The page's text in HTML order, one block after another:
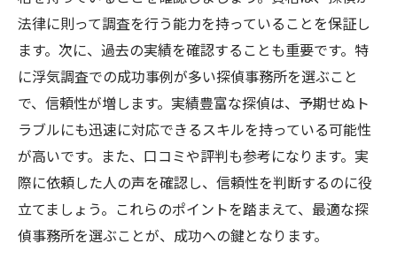
浮気調査を依頼する際の心構え
探偵事務所を利用するメリットとデメリッ
ト
東近江市での浮気調査における探偵の活用
事例
探偵事務所の選び方と依頼の流れ
浮気調査後の心のケアとフォローアップ
信頼できる探偵による浮気調査の安心感
浮気調査の成功事例から学ぶ東近江市での探偵
法律に則って調査を行う能力を持っていることを保証し
ます。次に、過去の実績を確認することも重要です。特
に浮気調査での成功事例が多い探偵事務所を選ぶこと
で、信頼性が増します。実績豊富な探偵は、予期せぬト
ラブルにも迅速に対応できるスキルを持っている可能性
が高いです。また、口コミや評判も参考になります。実
際に依頼した人の声を確認し、信頼性を判断するのに役
立てましょう。これらのポイントを踏まえて、最適な探
偵事務所を選ぶことが、成功への鍵となります。